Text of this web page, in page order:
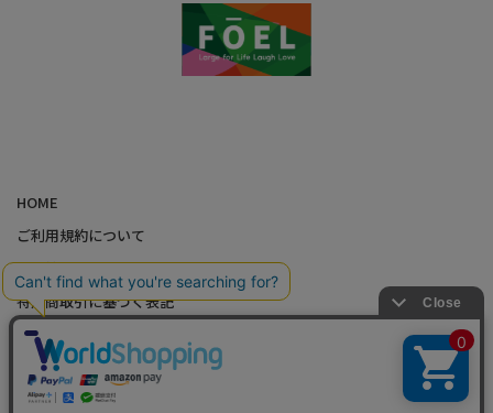
HOME
ご利用規約について
個人情報の取り扱いについて
特定商取引に基づく表記
会社概要
カード会員（情報変更/ポイント照会）
お問い合わせ